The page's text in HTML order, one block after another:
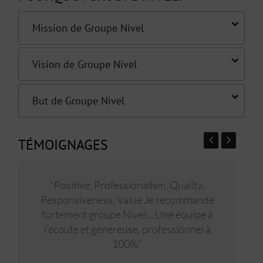
Mission de Groupe Nivel
Vision de Groupe Nivel
But de Groupe Nivel
TÉMOIGNAGES
"Positive: Professionalism, Quality,
Responsiveness, Value Je recommande
fortement groupe Nivel… Une équipe à
l’écoute et génereuse, professionnel à
100%"